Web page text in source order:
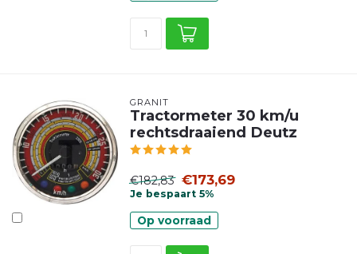
GRANIT
Tractormeter 30 km/u
rechtsdraaiend Deutz
€182,83 €173,69
Je bespaart 5%
Op voorraad